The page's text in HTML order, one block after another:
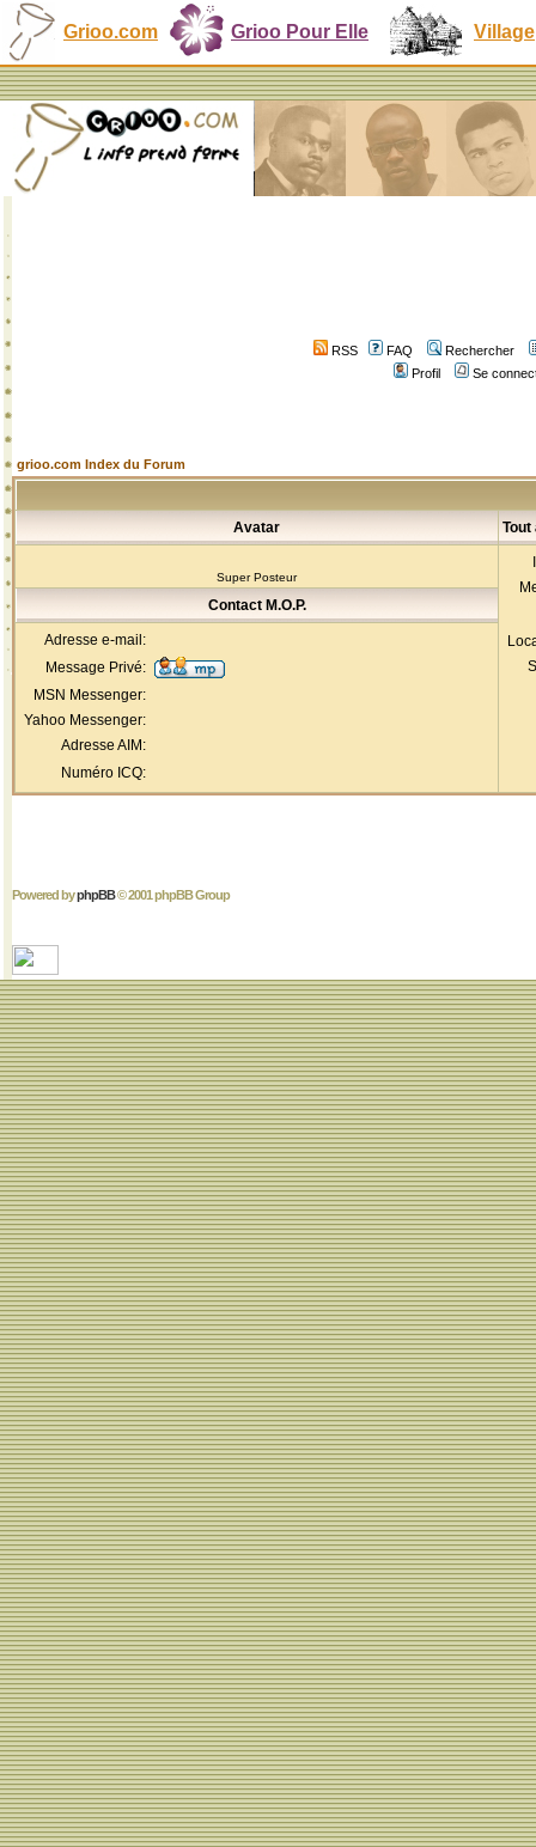
Grioo.com Grioo Pour Elle Village
RSS FAQ
Rechercher
Profil
Se
grioo.com Index du Forum
Avatar Tout
Super Posteur
Contact M.O.P.
Adresse e-mail:
Message Privé:
MSN Messenger:
Yahoo Messenger:
Adresse AIM:
Numéro ICQ:
Powered byphpBB© 2001 phpBB Group